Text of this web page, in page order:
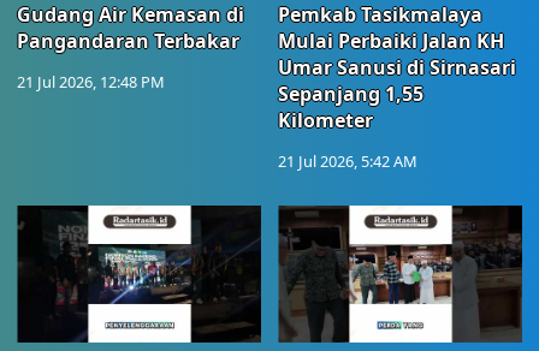
Gudang Air Kemasan di
Pangandaran Terbakar
21 Jul 2026, 12:48 PM
Pemkab Tasikmalaya
Mulai Perbaiki Jalan KH
Umar Sanusi di Sirnasari
Sepanjang 1,55
Kilometer
21 Jul 2026, 5:42 AM